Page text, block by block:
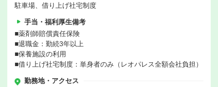
駐車場、借り上げ社宅制度
手当・福利厚生備考
■薬剤師賠償責任保険
■退職金：勤続3年以上
■保養施設の利用
■借り上げ社宅制度：単身者のみ（レオパレス全額会社負担）
勤務地・アクセス